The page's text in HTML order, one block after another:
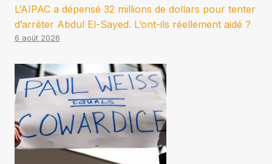
L’AIPAC a dépensé 32 millions de dollars pour tenter
d’arrêter Abdul El-Sayed. L’ont-ils réellement aidé ?
6 août 2026